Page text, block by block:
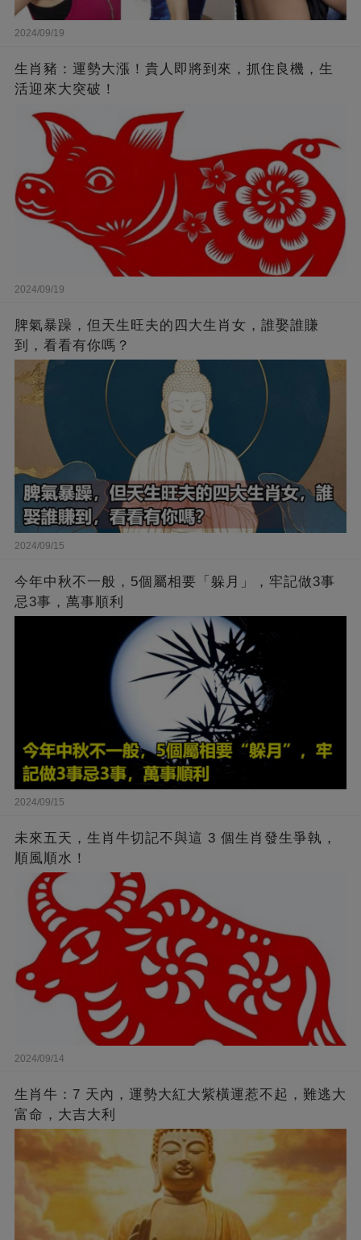
2024/09/19
生肖豬：運勢大漲！貴人即將到來，抓住良機，生
活迎來大突破！
2024/09/19
脾氣暴躁，但天生旺夫的四大生肖女，誰娶誰賺
到，看看有你嗎？
2024/09/15
今年中秋不一般，5個屬相要「躲月」，牢記做3事
忌3事，萬事順利
2024/09/15
未來五天，生肖牛切記不與這 3 個生肖發生爭執，
順風順水！
2024/09/14
生肖牛：7 天內，運勢大紅大紫橫運惹不起，難逃大
富命，大吉大利